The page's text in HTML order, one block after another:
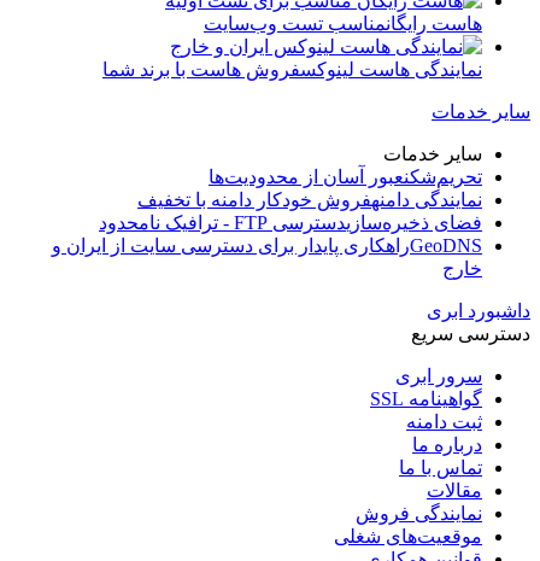
هاست رایگانمناسب تست وب‌سایت
نمایندگی هاست لینوکسفروش هاست با برند شما
سایر خدمات
سایر خدمات
تحریم‌شکنعبور آسان از محدودیت‌ها
نمایندگی دامنهفروش خودکار دامنه با تخفیف
فضای ذخیره‌سازیدسترسی FTP - ترافیک نامحدود
GeoDNSراهکاری پایدار برای دسترسی سایت از ایران و
خارج
داشبورد ابری
دسترسی سریع
سرور ابری
گواهینامه SSL
ثبت دامنه
درباره ما
تماس با ما
مقالات
نمایندگی فروش
موقعیت‌های شغلی